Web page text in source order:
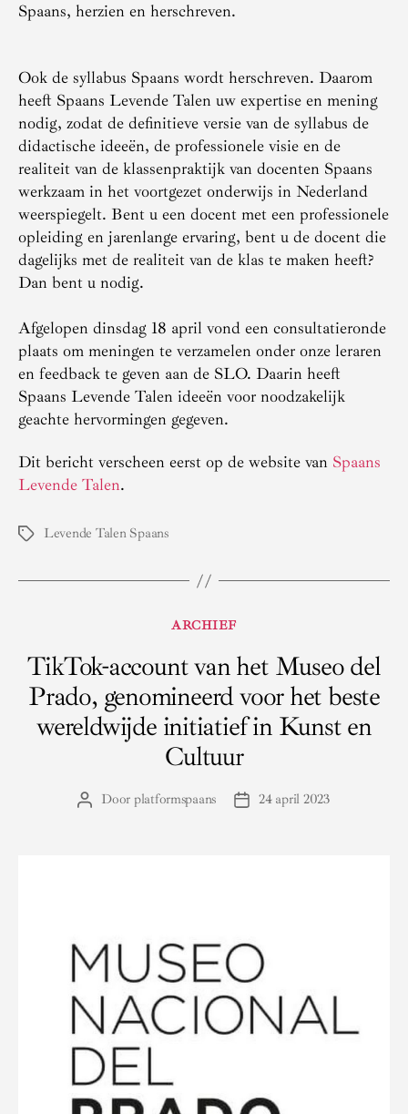
Spaans, herzien en herschreven.
Ook de syllabus Spaans wordt herschreven. Daarom
heeft Spaans Levende Talen uw expertise en mening
nodig, zodat de definitieve versie van de syllabus de
didactische ideeën, de professionele visie en de
realiteit van de klassenpraktijk van docenten Spaans
werkzaam in het voortgezet onderwijs in Nederland
weerspiegelt. Bent u een docent met een professionele
opleiding en jarenlange ervaring, bent u de docent die
dagelijks met de realiteit van de klas te maken heeft?
Dan bent u nodig.
Afgelopen dinsdag 18 april vond een consultatieronde
plaats om meningen te verzamelen onder onze leraren
en feedback te geven aan de SLO. Daarin heeft
Spaans Levende Talen ideeën voor noodzakelijk
geachte hervormingen gegeven.
Dit bericht verscheen eerst op de website van Spaans
Levende Talen.
Tags Levende Talen Spaans
Categorieën
ARCHIEF
TikTok-account van het Museo del
Prado, genomineerd voor het beste
wereldwijde initiatief in Kunst en
Cultuur
Berichtauteur
Door platformspaans Berichtdatum
24 april 2023